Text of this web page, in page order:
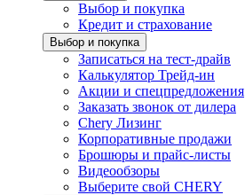
Выбор и покупка
Кредит и страхование
Выбор и покупка
Записаться на тест-драйв
Калькулятор Трейд-ин
Акции и спецпредложения
Заказать звонок от дилера
Chery Лизинг
Корпоративные продажи
Брошюры и прайс-листы
Видеообзоры
Выберите свой CHERY